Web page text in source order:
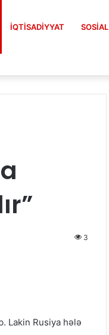
İQTISADIYYAT SOSIAL
3
Lakin Rusiya hələ